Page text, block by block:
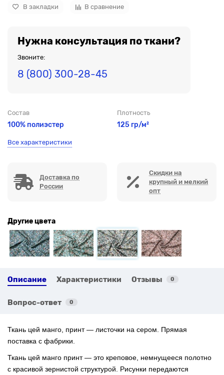
В закладки В сравнение
Нужна консультация по ткани?
Звоните:
8 (800) 300-28-45
Состав
100% полиэстер
Плотность
125 гр/м²
Все характеристики
Доставка по
России
Скидки на
крупный и мелкий
опт
Другие цвета
Описание Характеристики Отзывы 0
Вопрос-ответ 0
Ткань цей манго, принт — листочки на сером. Прямая
поставка с фабрики.
Ткань цей манго принт — это креповое, немнущееся полотно
с красивой зернистой структурой. Рисунки передаются